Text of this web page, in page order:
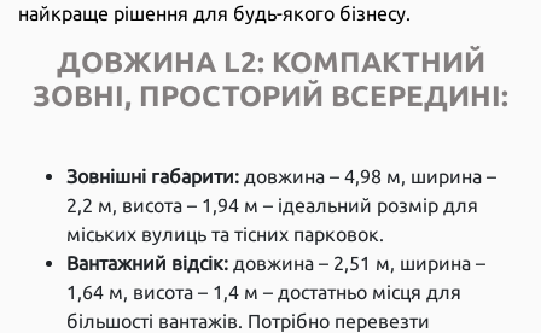
найкраще рішення для будь-якого бізнесу.
ДОВЖИНА L2: КОМПАКТНИЙ
ЗОВНІ, ПРОСТОРИЙ ВСЕРЕДИНІ:
Зовнішні габарити: довжина – 4,98 м, ширина –
2,2 м, висота – 1,94 м – ідеальний розмір для
міських вулиць та тісних парковок.
Вантажний відсік: довжина – 2,51 м, ширина –
1,64 м, висота – 1,4 м – достатньо місця для
більшості вантажів. Потрібно перевезти